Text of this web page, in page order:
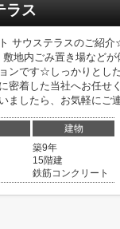
ラス
サウステラスのご紹
地内ごみ置き場など
ンです☆しっかりとし
密着した当社へお任せ
したら、お気軽にご
建物
築9年
15階建
鉄筋コンクリート